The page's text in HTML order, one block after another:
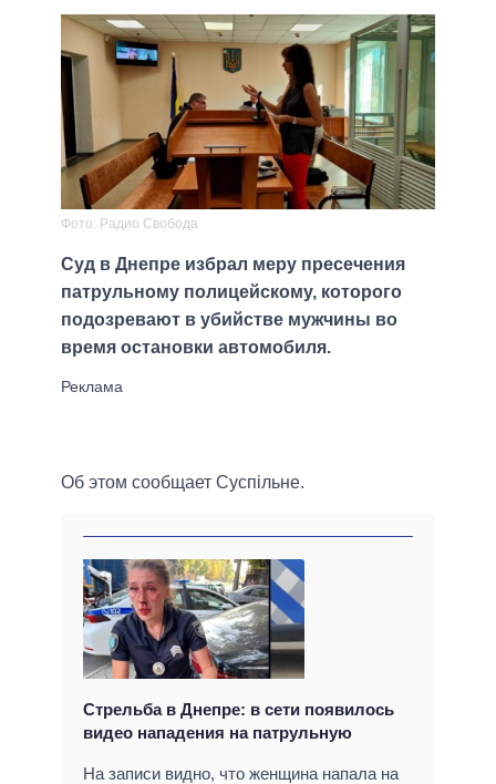
Фото: Радио Свобода
Суд в Днепре избрал меру пресечения
патрульному полицейскому, которого
подозревают в убийстве мужчины во
время остановки автомобиля.
Об этом сообщает Суспільне.
Стрельба в Днепре: в сети появилось
видео нападения на патрульную
На записи видно, что женщина напала на